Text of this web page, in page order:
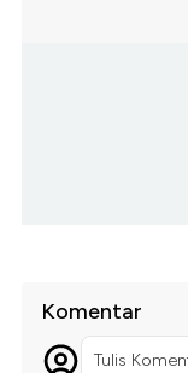
Komentar
Tulis